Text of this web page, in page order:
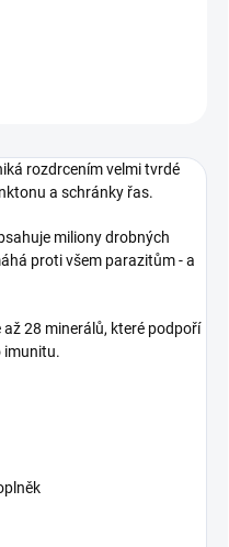
rozdrcením velmi tvrdé
a schránky řas.
miliony drobných
proti všem parazitům - a
28 minerálů, které podpoří
imunitu.